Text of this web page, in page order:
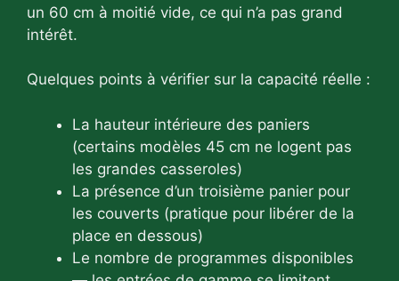
un 60 cm à moitié vide, ce qui n’a pas grand
intérêt.
Quelques points à vérifier sur la capacité réelle :
La hauteur intérieure des paniers
(certains modèles 45 cm ne logent pas
les grandes casseroles)
La présence d’un troisième panier pour
les couverts (pratique pour libérer de la
place en dessous)
Le nombre de programmes disponibles